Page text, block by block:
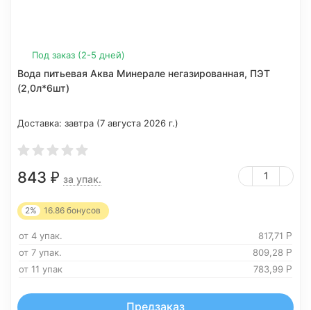
Под заказ (2-5 дней)
Вода питьевая Аква Минерале негазированная, ПЭТ
(2,0л*6шт)
Доставка: завтра (7 августа 2026 г.)
843 ₽ за упак.
2% 16.86 бонусов
от 4 упак. 817,71 Р
от 7 упак. 809,28 Р
от 11 упак 783,99 Р
Предзаказ